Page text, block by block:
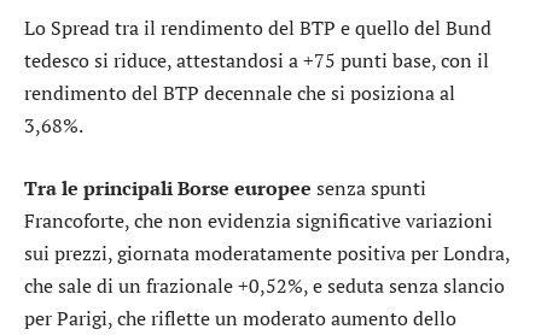
Lo Spreadtra il rendimento del BTP e quello del Bund
tedesco si riduce, attestandosi a +75 punti base, con il
rendimento del BTP decennale che si posiziona al
3,68%.
Tra le principali Borse europee senza spunti
Francoforte, che non evidenzia significative variazioni
sui prezzi, giornata moderatamente positiva perLondra,
che sale di un frazionale +0,52%, e seduta senza slancio
perParigi, che riflette un moderato aumento dello